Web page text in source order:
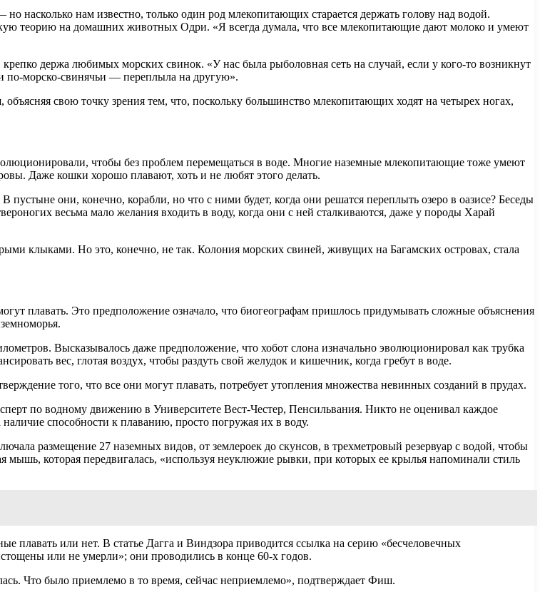
нам известно, только один род млекопитающих старается держать голову над водой.
теорию на домашних животных Одри. «Я всегда думала, что все млекопитающие дают молоко и умеют
держа любимых морских свинок. «У нас была рыболовная сеть на случай, если у кого-то возникнут
морско-свинячьи — переплыла на другую».
свою точку зрения тем, что, поскольку большинство млекопитающих ходят на четырех ногах,
чтобы без проблем перемещаться в воде. Многие наземные млекопитающие тоже умеют
Даже кошки хорошо плавают, хоть и не любят этого делать.
они, конечно, корабли, но что с ними будет, когда они решатся переплыть озеро в оазисе? Беседы
весьма мало желания входить в воду, когда они с ней сталкиваются, даже у породы Харай
клыками. Но это, конечно, не так. Колония морских свиней, живущих на Багамских островах, стала
плавать. Это предположение означало, что биогеографам пришлось придумывать сложные объяснения
Высказывалось даже предположение, что хобот слона изначально эволюционировал как трубка
вес, глотая воздух, чтобы раздуть свой желудок и кишечник, когда гребут в воде.
того, что все они могут плавать, потребует утопления множества невинных созданий в прудах.
по водному движению в Университете Вест-Честер, Пенсильвания. Никто не оценивал каждое
способности к плаванию, просто погружая их в воду.
размещение 27 наземных видов, от землероек до скунсов, в трехметровый резервуар с водой, чтобы
мышь, которая передвигалась, «используя неуклюжие рывки, при которых ее крылья напоминали стиль
плавать или нет. В статье Дагга и Виндзора приводится ссылка на серию «бесчеловечных
или не умерли»; они проводились в конце 60-х годов.
Что было приемлемо в то время, сейчас неприемлемо», подтверждает Фиш.